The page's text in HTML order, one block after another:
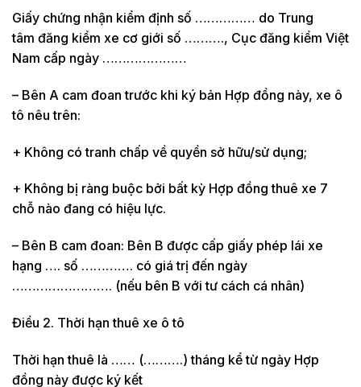
Giấy chứng nhận kiểm định số …………… do Trung
tâm đăng kiểm xe cơ giới số ………., Cục đăng kiểm Việt
Nam cấp ngày …………………
– Bên A cam đoan trước khi ký bản Hợp đồng này, xe ô
tô nêu trên:
+ Không có tranh chấp về quyền sở hữu/sử dụng;
+ Không bị ràng buộc bởi bất kỳ Hợp đồng thuê xe 7
chỗ nào đang có hiệu lực.
– Bên B cam đoan: Bên B được cấp giấy phép lái xe
hạng …. số …………. có giá trị đến ngày
……………………. (nếu bên B với tư cách cá nhân)
Điều 2. Thời hạn thuê xe ô tô
Thời hạn thuê là …… (……….) tháng kể từ ngày Hợp
đồng này được ký kết